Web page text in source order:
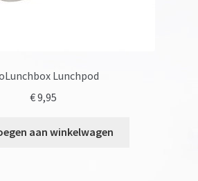
Lunchpod
€9,95
aan winkelwagen